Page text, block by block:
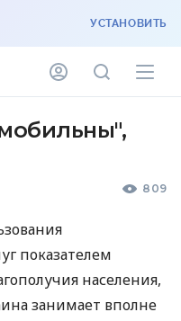
УСТАНОВИТЬ
809
показателем
населения,
занимает вполне